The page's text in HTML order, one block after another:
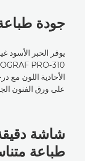
جودة
يوفر الحبر الأسود
الأحادية اللون مع
على ورق الفنون
شاشة
طباعة